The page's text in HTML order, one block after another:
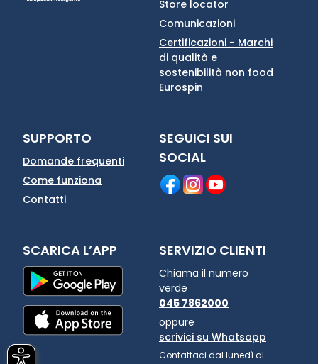
Store locator
Comunicazioni
Certificazioni - Marchi
di qualità e
sostenibilità non food
Eurospin
SUPPORTO
Domande frequenti
Come funziona
Contatti
SEGUICI SUI
SOCIAL
SCARICA L’APP SERVIZIO CLIENTI
Chiama il numero
verde
045 7862000
oppure
scrivici su Whatsapp
Contattaci dal lunedì al